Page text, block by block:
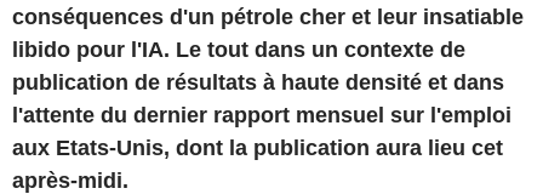
conséquences d'un pétrole cher et leur insatiable
libido pour l'IA. Le tout dans un contexte de
publication de résultats à haute densité et dans
l'attente du dernier rapport mensuel sur l'emploi
aux Etats-Unis, dont la publication aura lieu cet
après-midi.